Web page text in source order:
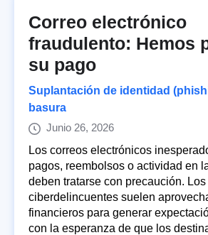
Correo electrónico
fraudulento: Hemos
su pago
Suplantación de identidad
basura
Junio 26, 2026
Los correos electrónicos
pagos, reembolsos o actividad en
deben tratarse con precaución. Los
ciberdelincuentes suelen
financieros para generar
con la esperanza de que los